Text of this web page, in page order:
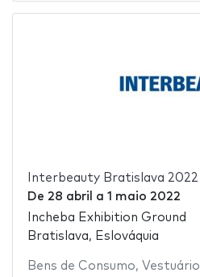
Interbeauty Bratislava 2022
De 28 abril a 1 maio 2022
Incheba Exhibition Ground
Bratislava, Eslováquia
Bens de Consumo, Vestuário